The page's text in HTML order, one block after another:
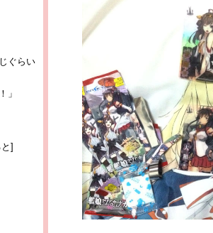
ぐらい
」
]